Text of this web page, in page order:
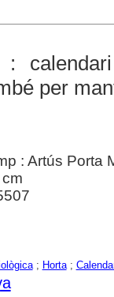
:
per
: Artús Porta
; Horta;